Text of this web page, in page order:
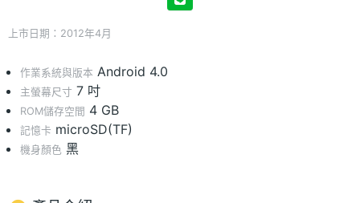
上市日期：2012年4月
作業系統與版本 Android 4.0
主螢幕尺寸 7 吋
ROM儲存空間 4 GB
記憶卡 microSD(TF)
機身顏色 黑